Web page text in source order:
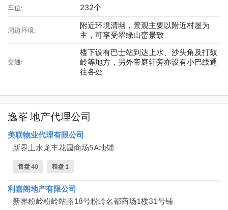
车位: 232个
周边环境:
附近环境清幽，景观主要以附近村屋为
主，可享受翠绿山峦景致
交通:
楼下设有巴士站到达上水、沙头角及打鼓
岭等地方，另外帝庭轩旁亦设有小巴线通
往各处
逸峯 地产代理公司
美联物业代理有限公司
新界上水龙丰花园商场5A地铺
售盘 40 租盘 1
利嘉阁地产有限公司
新界粉岭粉岭站路18号粉岭名都商场1楼31号铺